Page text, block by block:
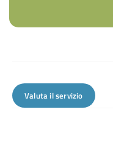
Valuta il servizio